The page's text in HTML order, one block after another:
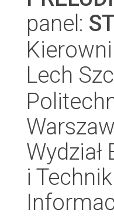
panel:
Lech
Wydział
i Technik